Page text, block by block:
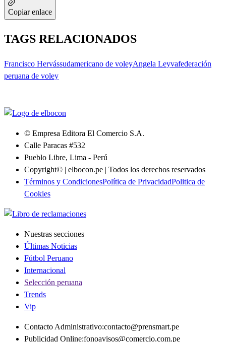
Copiar enlace
TAGS RELACIONADOS
Francisco Hervássudamericano de voleyAngela Leyvafederación
peruana de voley
© Empresa Editora El Comercio S.A.
Calle Paracas #532
Pueblo Libre, Lima - Perú
Copyright© | elbocon.pe | Todos los derechos reservados
Términos y CondicionesPolítica de PrivacidadPolitica de
Cookies
Nuestras secciones
Últimas Noticias
Fútbol Peruano
Internacional
Selección peruana
Trends
Vip
Contacto Administrativo:contacto@prensmart.pe
Publicidad Online:fonoavisos@comercio.com.pe